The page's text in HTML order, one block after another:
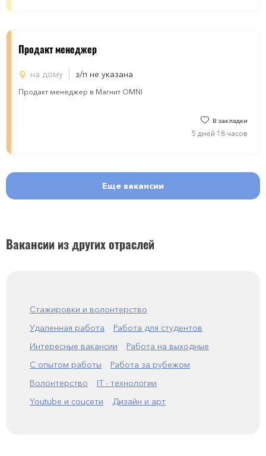
Продакт менеджер
на дому з/п не указана
Продакт менеджер в Магнит OMNI
В закладки
5 дней 18 часов
Еще вакансии
Вакансии из других отраслей
Стажировки и волонтерство
Удаленная работа
Работа для студентов
Интересные вакансии
Работа на выходные
С опытом работы
Работа за рубежом
Волонтерство
IT - технологии
Youtube и соцсети
Дизайн и арт